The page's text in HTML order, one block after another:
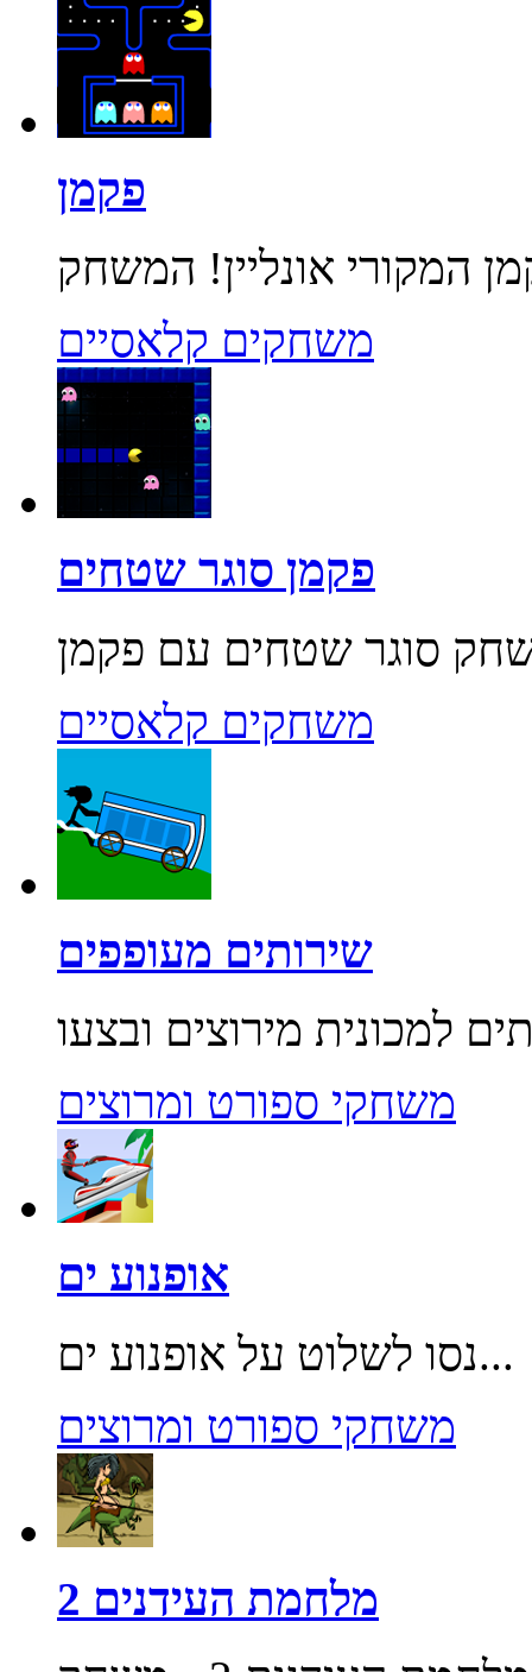
פקמן
משחקים קלאסיים
פקמן סוגר שטחים
משחקים קלאסיים
שירותים מעופפים
משחקי ספורט ומרוצים
אופנוע ים
נסו לשלוט על אופנוע ים...
משחקי ספורט ומרוצים
מלחמת העידנים 2